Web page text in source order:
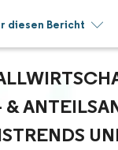
diesen Bericht
UND